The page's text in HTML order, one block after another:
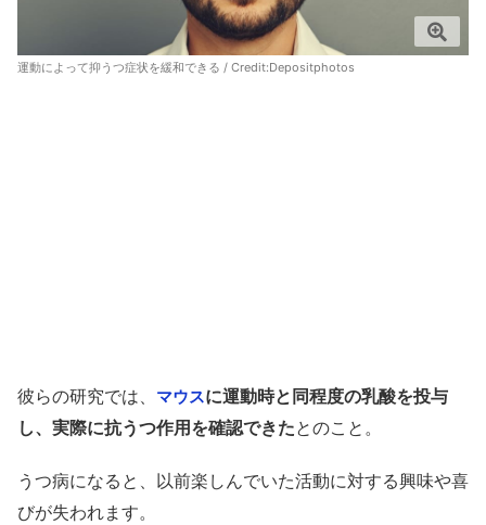
運動によって抑うつ症状を緩和できる / Credit:Depositphotos
彼らの研究では、 マウスに運動時と同程度の乳酸を投与
し、実際に抗うつ作用を確認できたとのこと。
うつ病になると、以前楽しんでいた活動に対する興味や喜
びが失われます。